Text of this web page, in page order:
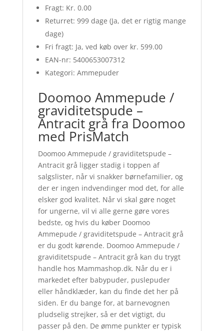
Fragt: Kr. 0.00
Returret: 999 dage (Ja, det er rigtig mange
dage)
Fri fragt: Ja, ved køb over kr. 599.00
EAN-nr: 5400653007312
Kategori: Ammepuder
Doomoo Ammepude /
graviditetspude –
Antracit grå fra Doomoo
med PrisMatch
Doomoo Ammepude / graviditetspude –
Antracit grå ligger stadig i toppen af
salgslister, når vi snakker børnefamilier, og
der er ingen indvendinger mod det, for alle
elsker god kvalitet. Når vi skal gøre noget
for ungerne, vil vi alle gerne gøre vores
bedste, og hvis du køber Doomoo
Ammepude / graviditetspude – Antracit grå
er du godt kørende. Doomoo Ammepude /
graviditetspude – Antracit grå kan du trygt
handle hos Mammashop.dk. Når du er i
markedet efter babypuder, puslepuder
eller håndklæder, kan du finde det her på
siden. Er du bange for, at barnevognen
pludselig strejker, så er det vigtigt, du
passer på den. De ømme punkter er typisk